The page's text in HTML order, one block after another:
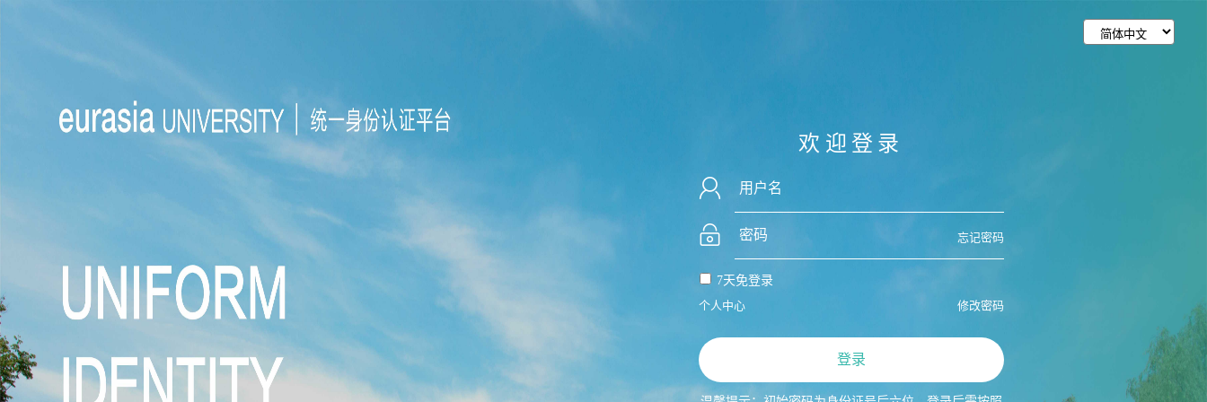
欢迎登录
忘记密码
7天免登录
个人中心
修改密码
登录